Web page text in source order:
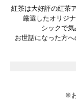
紅茶は大好評の紅茶
厳選したオリジ
シックで気
お世話になった方
※